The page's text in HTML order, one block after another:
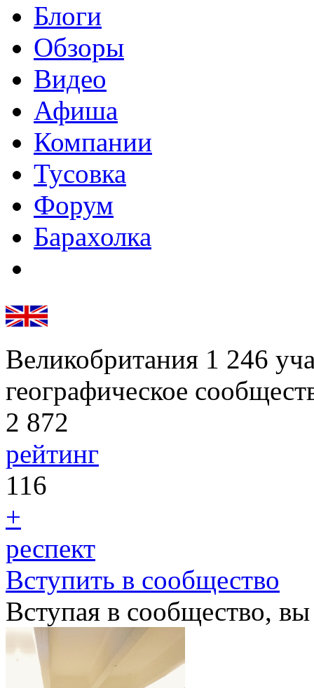
Блоги
Обзоры
Видео
Афиша
Компании
Тусовка
Форум
Барахолка
Великобритания 1 246
географическое
2 872
рейтинг
116
+
респект
Вступить в сообщество
Вступая в сообщество,